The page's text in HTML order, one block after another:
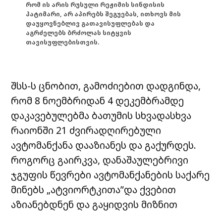
რომ ის არის რუსული რეჟიმის სინდისის
პატიმარი, არ აპირებს შეგუებას, ითხოვს მის
დაუყოვნებლივ გათავისუფლებას და
აგრძელებს ბრძოლას სიტყვის
თავისუფლებისთვის.
შსს-ს ცნობით, გამოძიებით დადგინდა,
რომ 8 ნოემბრიდან 4 დეკემბრამდე
დაკავებულებმა ბათუმის სხვადასხვა
რაიონში 21 ძვირადღირებული
ავტომანქანა დააზიანეს და გაქურდეს.
როგორც გაირკვა, დანაშაულებრივი
ჯგუფის წევრები ავტომანქანების საქარე
მინებს „ატვიორტკითა”და ქვებით
აზიანებდნენ და გაყიდვის მიზნით